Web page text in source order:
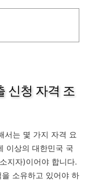
신청 자격 조
서는 몇 가지 자격 요
이상의 대한민국 국
지자)이어야 합니다.
소유하고 있어야 하